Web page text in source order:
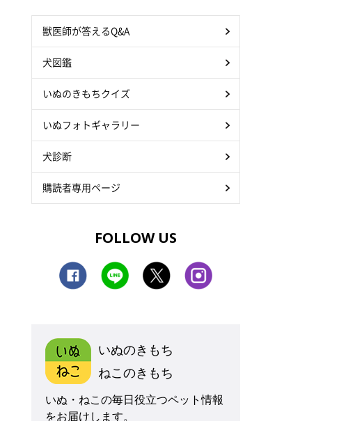
獣医師が答えるQ&A
犬図鑑
いぬのきもちクイズ
いぬフォトギャラリー
犬診断
購読者専用ページ
FOLLOW US
いぬのきもち
ねこのきもち
いぬ・ねこの毎日役立つペット情報
をお届けします。